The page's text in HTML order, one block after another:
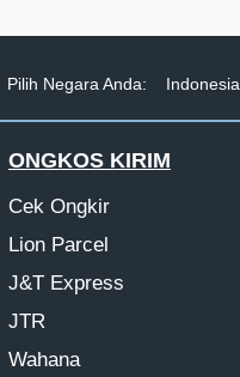
Pilih Negara Anda: Indonesia
ONGKOS KIRIM
Cek Ongkir
Lion Parcel
J&T Express
JTR
Wahana